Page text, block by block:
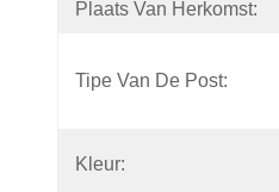
Plaats Van Herkomst:
Tipe Van De Post:
Kleur: